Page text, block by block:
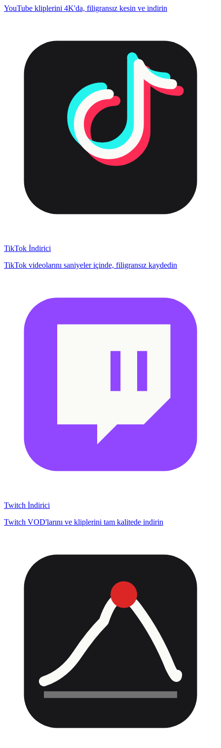
YouTube kliplerini 4K'da, filigransız kesin ve indirin
TikTok İndirici
TikTok videolarını saniyeler içinde, filigransız kaydedin
Twitch İndirici
Twitch VOD'larını ve kliplerini tam kalitede indirin